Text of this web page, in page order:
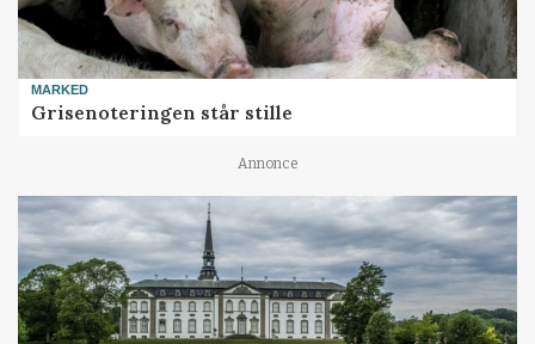
MARKED
Grisenoteringen står stille
Annonce